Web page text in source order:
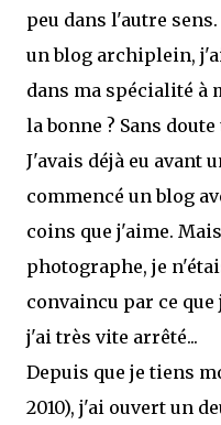
peu dans l'autre
un blog archiplein,
dans ma spécialité à
la bonne ? Sans
J'avais déjà eu avant
commencé un blog
coins que j'aime.
photographe, je
convaincu par ce
j'ai très vite arrêté...
Depuis que je tiens
2010), j'ai ouvert un